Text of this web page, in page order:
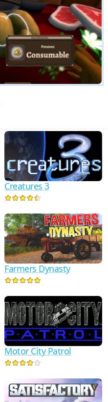
Creatures 3
Farmers Dynasty
Motor City Patrol